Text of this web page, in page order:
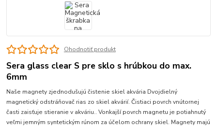
Ohodnotiť produkt
Sera glass clear S pre sklo s hrúbkou do max.
6mm
Naše magnety zjednodušujú čistenie skiel akvária Dvojdielný
magnetický odstráňovač rias zo skiel akvárií. Čistiaci povrch vnútornej
časti zaisťuje stieranie v akváriu.. Vonkajší povrch magnetu je potiahnutý
veľmi jemným syntetickým rúnom za účelom ochrany skiel. Magnety majú